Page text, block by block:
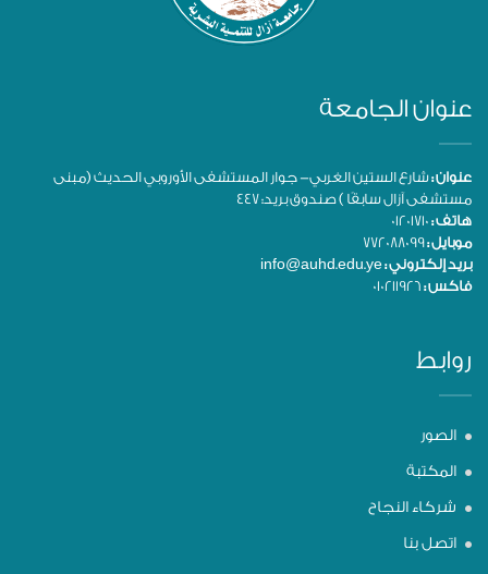
عنوان الجامعة
عنوان :شارع الستين الغربي- جوار المستشفى الأوروبي الحديث (مبنى
مستشفى آزال سابقًا ) صندوق بريد: 447
هاتف :
موبايل :
بريد إلكتروني :
فاكس :
روابط
الصور
المكتبة
شركاء النجاح
اتصل بنا